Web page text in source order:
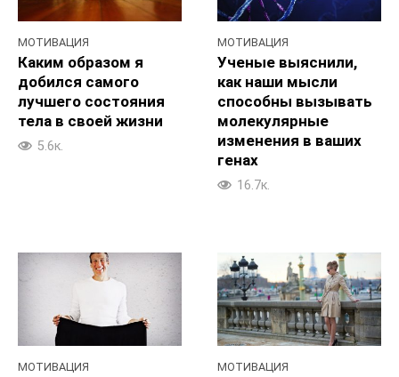
МОТИВАЦИЯ
Каким образом я
добился самого
лучшего состояния
тела в своей жизни
5.6к.
МОТИВАЦИЯ
Ученые выяснили,
как наши мысли
способны вызывать
молекулярные
изменения в ваших
генах
16.7к.
МОТИВАЦИЯ МОТИВАЦИЯ